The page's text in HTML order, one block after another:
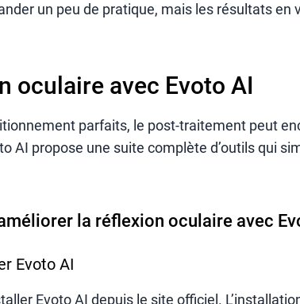
un peu de pratique, mais les résultats en
oculaire avec Evoto AI
parfaits, le post-traitement peut
AI propose une suite complète d’outils qui
la réflexion oculaire avec
Evoto AI
Evoto AI depuis le site officiel.